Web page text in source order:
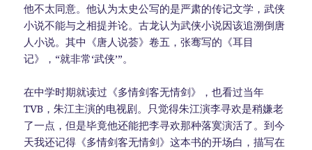
他不太同意。他认为太史公写的是严肃的传记文学，武侠
小说不能与之相提并论。古龙认为武侠小说因该追溯倒唐
人小说。其中《唐人说荟》卷五，张骞写的《耳目
记》，“就非常‘武侠’”。
在中学时期就读过《多情剑客无情剑》，也看过当年
TVB，朱江主演的电视剧。只觉得朱江演李寻欢是稍嫌老
了一点，但是毕竟他还能把李寻欢那种落寞演活了。到今
天我还记得《多情剑客无情剑》这本书的开场白，描写在